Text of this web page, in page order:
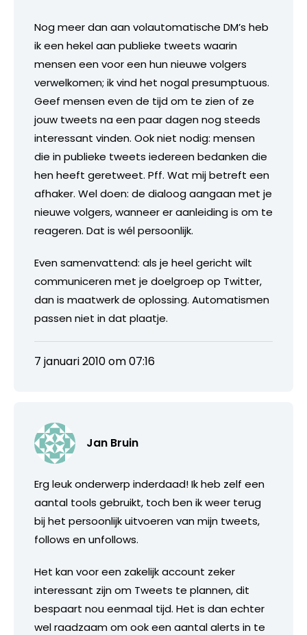
Nog meer dan aan volautomatische DM’s heb
ik een hekel aan publieke tweets waarin
mensen een voor een hun nieuwe volgers
verwelkomen; ik vind het nogal presumptuous.
Geef mensen even de tijd om te zien of ze
jouw tweets na een paar dagen nog steeds
interessant vinden. Ook niet nodig: mensen
die in publieke tweets iedereen bedanken die
hen heeft geretweet. Pff. Wat mij betreft een
afhaker. Wel doen: de dialoog aangaan met je
nieuwe volgers, wanneer er aanleiding is om te
reageren. Dat is wél persoonlijk.
Even samenvattend: als je heel gericht wilt
communiceren met je doelgroep op Twitter,
dan is maatwerk de oplossing. Automatismen
passen niet in dat plaatje.
7 januari 2010 om 07:16
Jan Bruin
Erg leuk onderwerp inderdaad! Ik heb zelf een
aantal tools gebruikt, toch ben ik weer terug
bij het persoonlijk uitvoeren van mijn tweets,
follows en unfollows.
Het kan voor een zakelijk account zeker
interessant zijn om Tweets te plannen, dit
bespaart nou eenmaal tijd. Het is dan echter
wel raadzaam om ook een aantal alerts in te